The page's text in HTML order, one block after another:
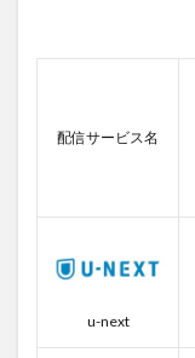
U-
法と
方法
夫！
配信サービス名
u-next